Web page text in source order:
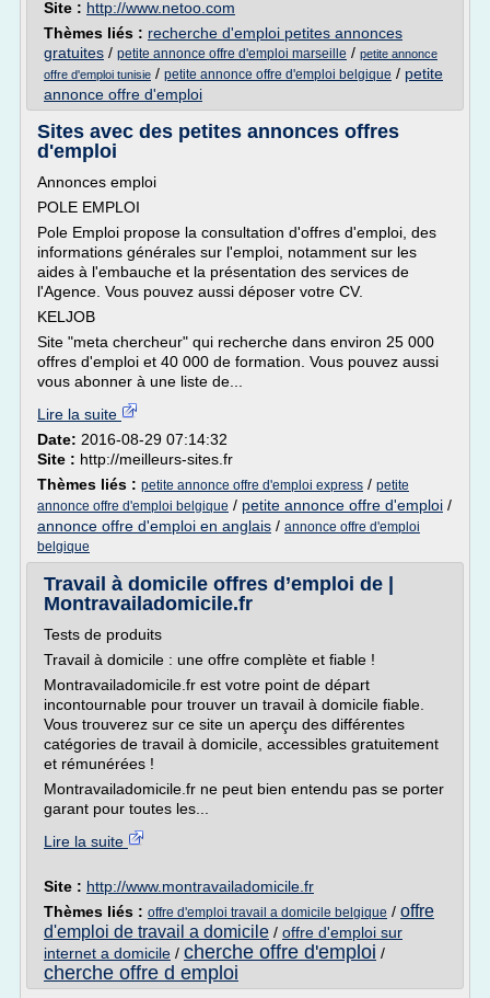
Site : http://www.netoo.com
Thèmes liés : recherche d'emploi petites annonces
gratuites / petite annonce offre d'emploi marseille / petite annonce
offre d'emploi tunisie / petite annonce offre d'emploi belgique / petite
annonce offre d'emploi
Sites avec des petites annonces offres
d'emploi
Annonces emploi
POLE EMPLOI
Pole Emploi propose la consultation d'offres d'emploi, des
informations générales sur l'emploi, notamment sur les
aides à l'embauche et la présentation des services de
l'Agence. Vous pouvez aussi déposer votre CV.
KELJOB
Site "meta chercheur" qui recherche dans environ 25 000
offres d'emploi et 40 000 de formation. Vous pouvez aussi
vous abonner à une liste de...
Lire la suite
Date: 2016-08-29 07:14:32
Site : http://meilleurs-sites.fr
Thèmes liés : petite annonce offre d'emploi express / petite
annonce offre d'emploi belgique / petite annonce offre d'emploi /
annonce offre d'emploi en anglais / annonce offre d'emploi
belgique
Travail à domicile offres d’emploi de |
Montravailadomicile.fr
Tests de produits
Travail à domicile : une offre complète et fiable !
Montravailadomicile.fr est votre point de départ
incontournable pour trouver un travail à domicile fiable.
Vous trouverez sur ce site un aperçu des différentes
catégories de travail à domicile, accessibles gratuitement
et rémunérées !
Montravailadomicile.fr ne peut bien entendu pas se porter
garant pour toutes les...
Lire la suite
Site : http://www.montravailadomicile.fr
Thèmes liés : offre d'emploi travail a domicile belgique / offre
d'emploi de travail a domicile / offre d'emploi sur
internet a domicile / cherche offre d'emploi /
cherche offre d emploi